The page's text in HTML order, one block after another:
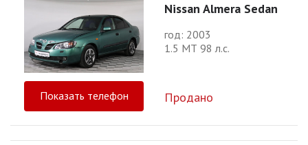
Nissan Almera Sedan
год: 2003
1.5 МТ 98 л.с.
Показать телефон Продано